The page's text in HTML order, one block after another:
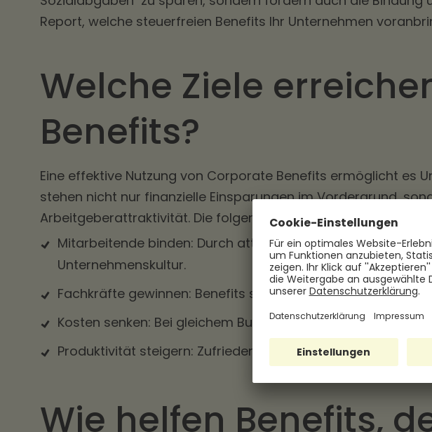
Report, welche steuerfreien Benefits Ihr Unternehmen
Welche Ziele
Benefits?
Eine effektive Nutzung von Corporate Benefits ermöglicht es
stehen nicht nur finanzielle Einsparungen im Vordergrund,
Arbeitgeberattraktivität. Die folgenden Punkte zeigen, welche
Mitarbeitende binden: Durch attraktive Zusatzleistungen
Unternehmenskultur.
Fachkräfte gewinnen: Benefits sind ein entscheidender
Kosten senken: Bei gleichem Budget erzielen Sie einen
Produktivität steigern: Zufriedene Mitarbeitende sind
Wie helfen Benefits,